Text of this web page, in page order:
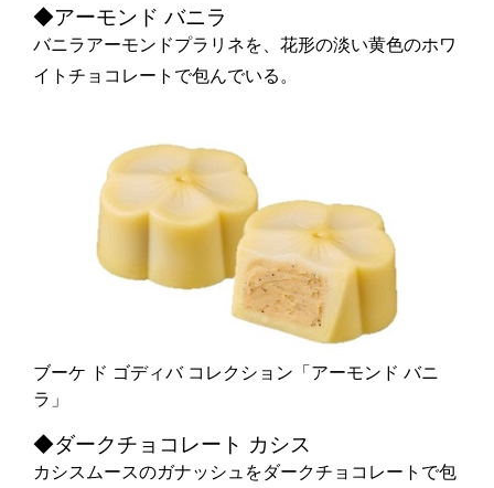
◆アーモンド バニラ
バニラアーモンドプラリネを、花形の淡い黄色のホワ
イトチョコレートで包んでいる。
ブーケ ド ゴディバ コレクション「アーモンド バニ
ラ」
◆ダークチョコレート カシス
カシスムースのガナッシュをダークチョコレートで包